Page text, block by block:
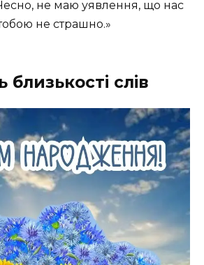
не маю уявлення, що нас
не страшно.»
близькості слів